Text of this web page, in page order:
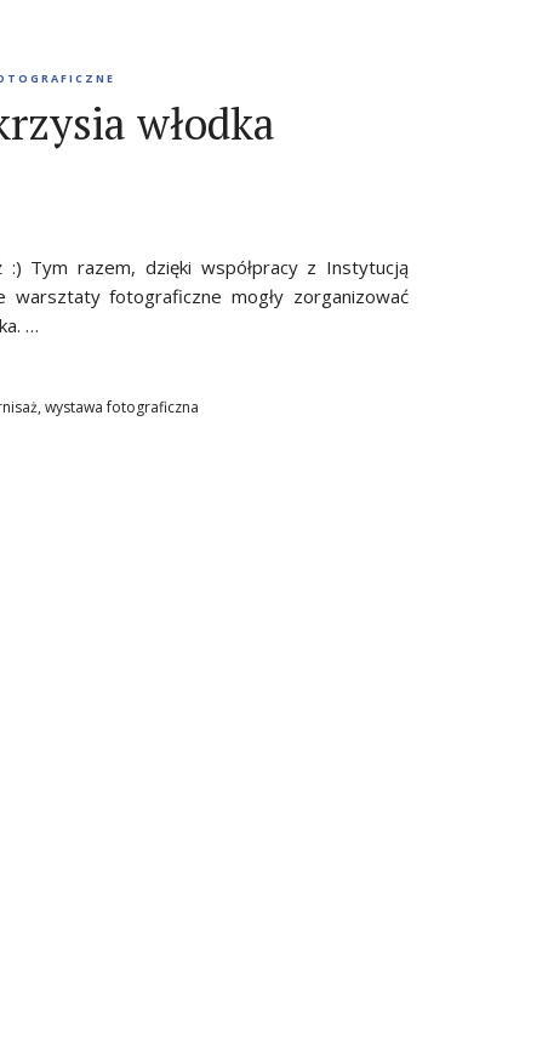
włodka
:) Tym razem, dzięki współpracy z Instytucją
fotograficzne mogły zorganizować
…
, wystawa fotograficzna